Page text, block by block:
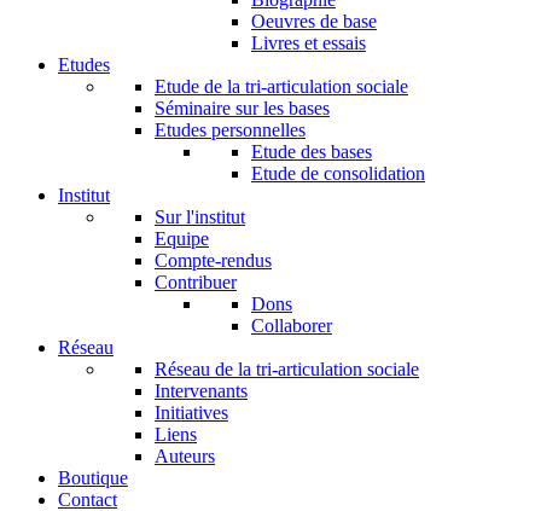
Oeuvres de base
Livres et essais
Etudes
Etude de la tri-articulation sociale
Séminaire sur les bases
Etudes personnelles
Etude des bases
Etude de consolidation
Institut
Sur l'institut
Equipe
Compte-rendus
Contribuer
Dons
Collaborer
Réseau
Réseau de la tri-articulation sociale
Intervenants
Initiatives
Liens
Auteurs
Boutique
Contact